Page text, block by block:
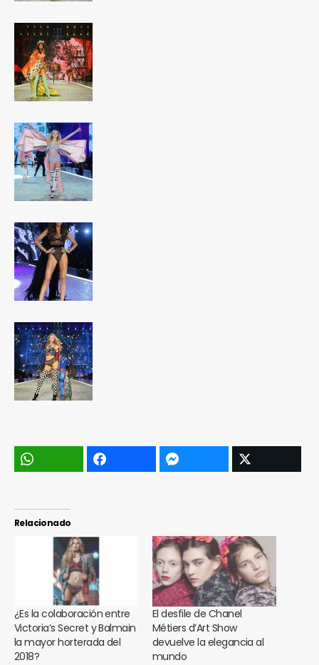
Relacionado
¿Es la colaboración entre
Victoria’s Secret y Balmain
la mayor horterada del
2018?
El desfile de Chanel
Métiers d’Art Show
devuelve la elegancia al
mundo